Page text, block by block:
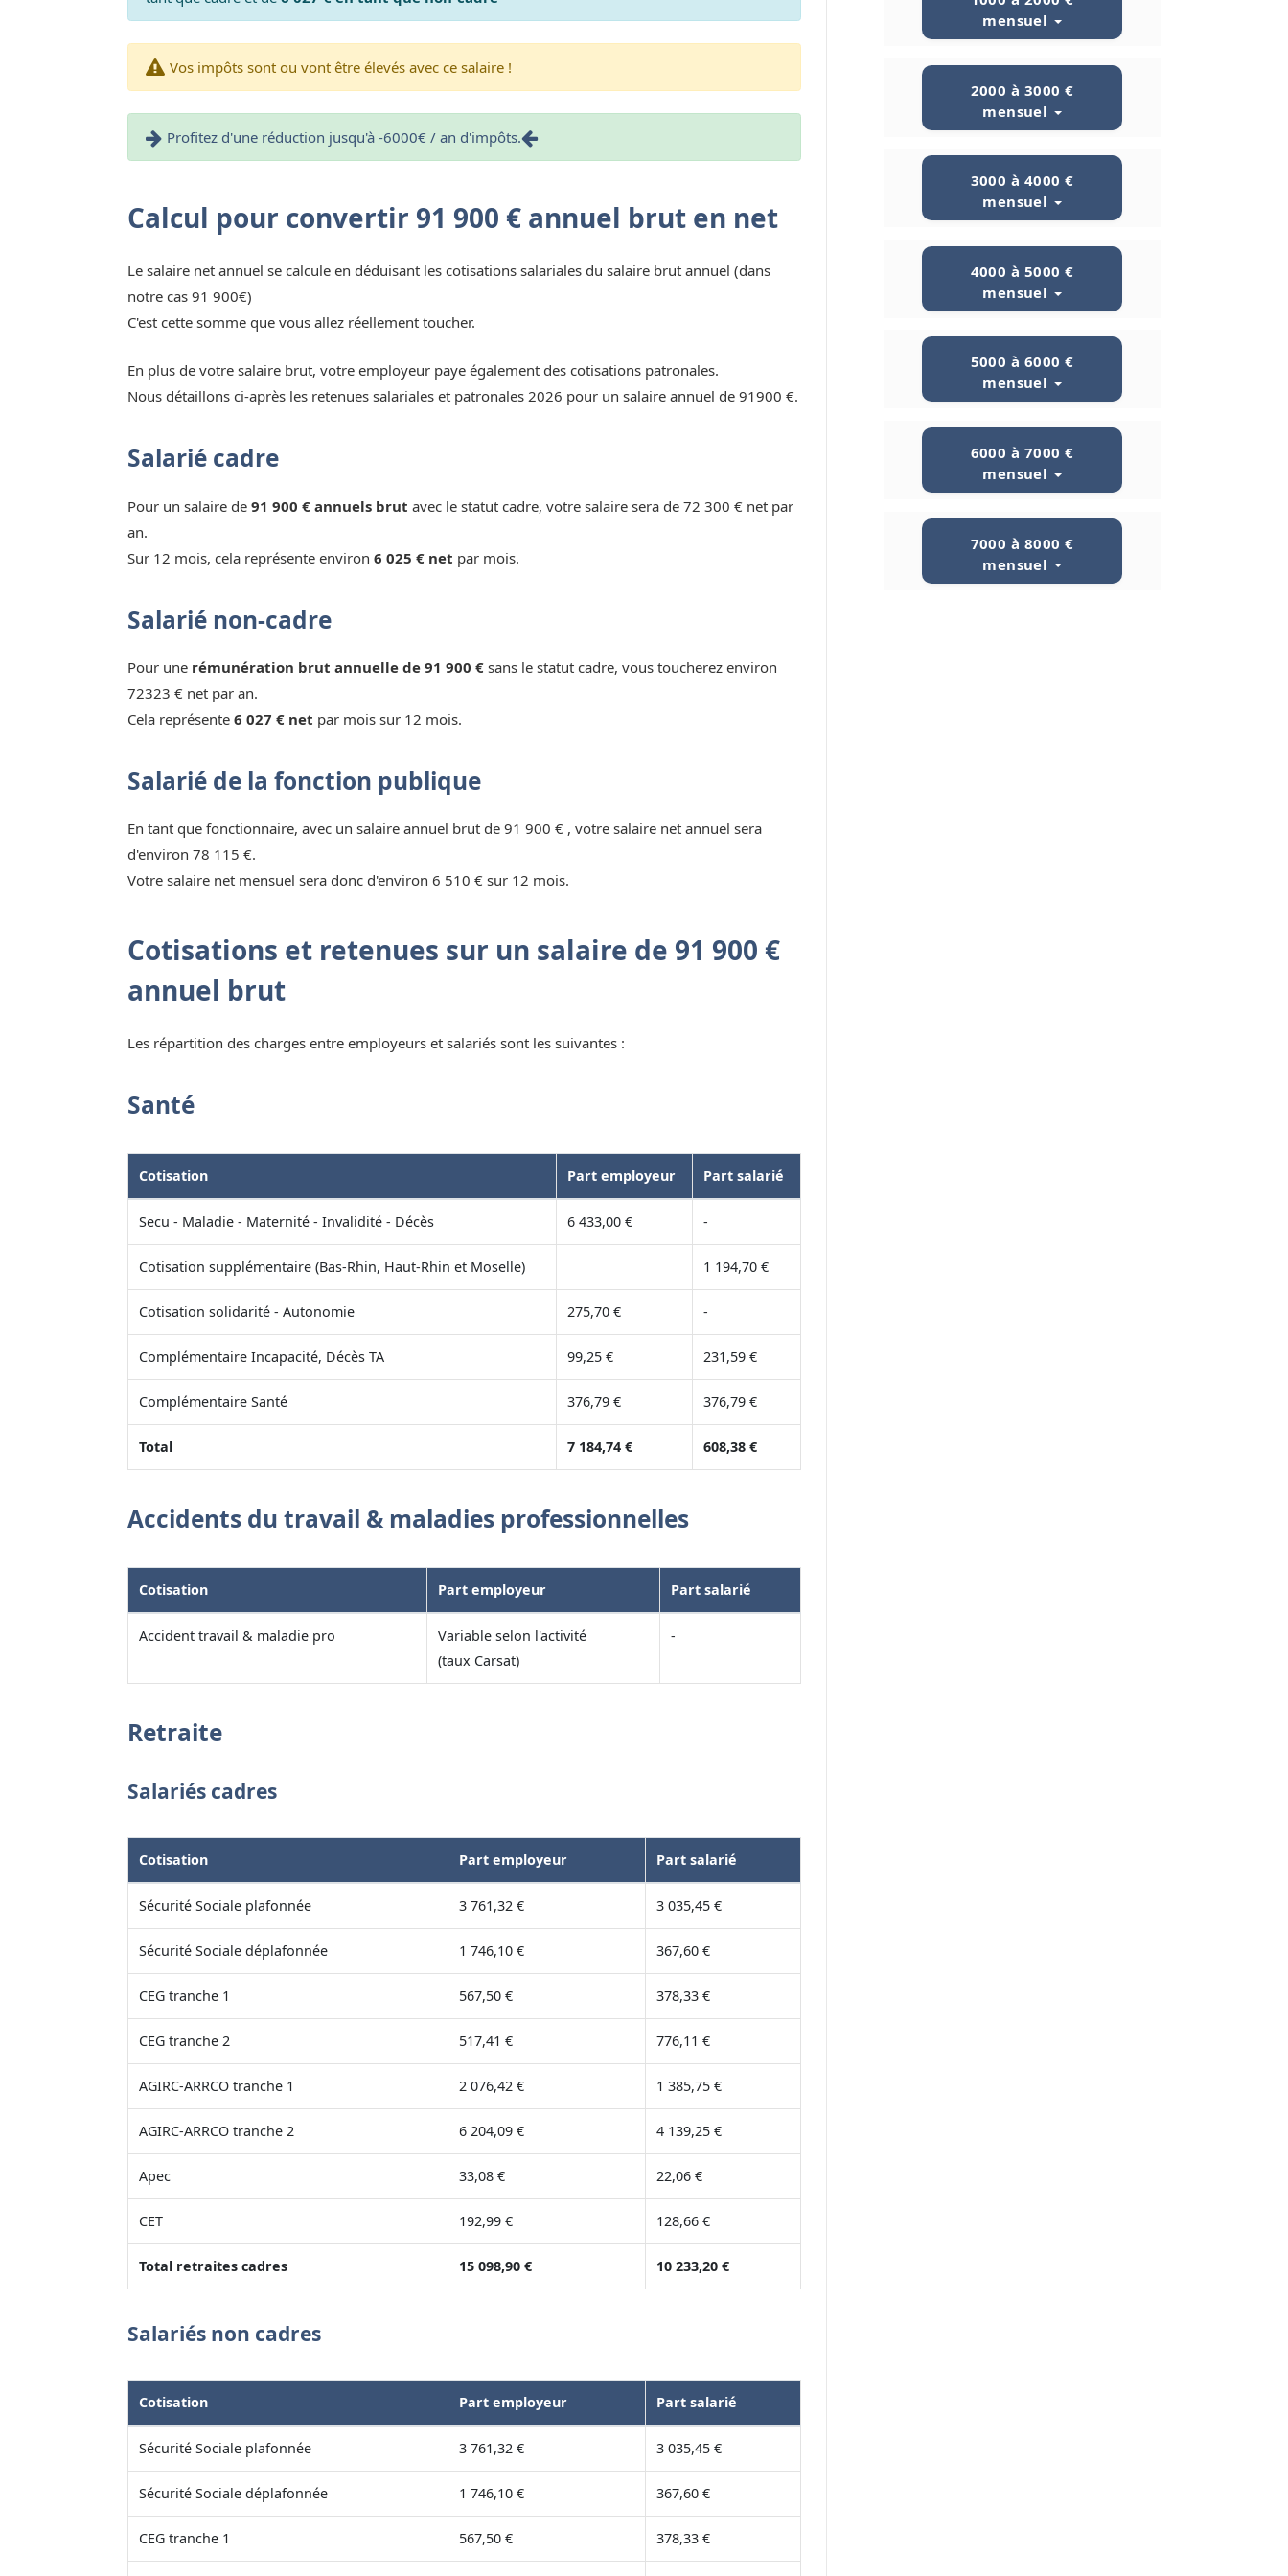
Vos impôts sont ou vont être élevés avec ce salaire !
Profitez d'une réduction jusqu'à -6000€ / an d'impôts.
Calcul pour convertir 91 900 € annuel brut en net
Le salaire net annuel se calcule en déduisant les cotisations salariales du salaire brut annuel (dans
notre cas 91 900€)
C'est cette somme que vous allez réellement toucher.
En plus de votre salaire brut, votre employeur paye également des cotisations patronales.
Nous détaillons ci-après les retenues salariales et patronales 2026 pour un salaire annuel de 91900 €.
Salarié cadre
Pour un salaire de 91 900 € annuels brut avec le statut cadre, votre salaire sera de 72 300 € net par
an.
Sur 12 mois, cela représente environ 6 025 € net par mois.
Salarié non-cadre
Pour une rémunération brut annuelle de 91 900 € sans le statut cadre, vous toucherez environ
72323 € net par an.
Cela représente 6 027 € net par mois sur 12 mois.
Salarié de la fonction publique
En tant que fonctionnaire, avec un salaire annuel brut de 91 900 € , votre salaire net annuel sera
d'environ 78 115 €.
Votre salaire net mensuel sera donc d'environ 6 510 € sur 12 mois.
Cotisations et retenues sur un salaire de 91 900 €
annuel brut
Les répartition des charges entre employeurs et salariés sont les suivantes :
Santé
Cotisation Part employeur Part salarié
Secu - Maladie - Maternité - Invalidité - Décès 6 433,00 € -
Cotisation supplémentaire (Bas-Rhin, Haut-Rhin et Moselle) 1 194,70 €
Cotisation solidarité - Autonomie 275,70 € -
Complémentaire Incapacité, Décès TA 99,25 € 231,59 €
Complémentaire Santé 376,79 € 376,79 €
Total 7 184,74 € 608,38 €
Accidents du travail & maladies professionnelles
Cotisation Part employeur Part salarié
Accident travail & maladie pro
Variable selon l'activité
(taux Carsat)
-
Retraite
Salariés cadres
Cotisation Part employeur Part salarié
Sécurité Sociale plafonnée 3 761,32 € 3 035,45 €
Sécurité Sociale déplafonnée 1 746,10 € 367,60 €
CEG tranche 1 567,50 € 378,33 €
CEG tranche 2 517,41 € 776,11 €
AGIRC-ARRCO tranche 1 2 076,42 € 1 385,75 €
AGIRC-ARRCO tranche 2 6 204,09 € 4 139,25 €
Apec 33,08 € 22,06 €
CET 192,99 € 128,66 €
Total retraites cadres 15 098,90 € 10 233,20 €
Salariés non cadres
Cotisation Part employeur Part salarié
Sécurité Sociale plafonnée 3 761,32 € 3 035,45 €
Sécurité Sociale déplafonnée 1 746,10 € 367,60 €
CEG tranche 1 567,50 € 378,33 €
mensuel
2000 à 3000 €
mensuel
3000 à 4000 €
mensuel
4000 à 5000 €
mensuel
5000 à 6000 €
mensuel
6000 à 7000 €
mensuel
7000 à 8000 €
mensuel